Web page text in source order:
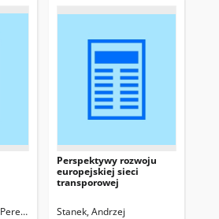
Perehuda, Jewhen
Perspektywy rozwoju
europejskiej sieci
transporowej
Stanek, Andrzej